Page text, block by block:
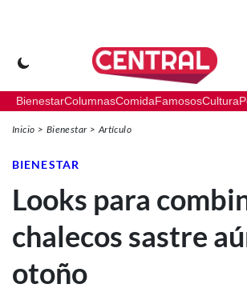
BienestarColumnasComidaFamososCultura
Inicio Bienestar Artículo
BIENESTAR
Looks para
chalecos sastre
otoño